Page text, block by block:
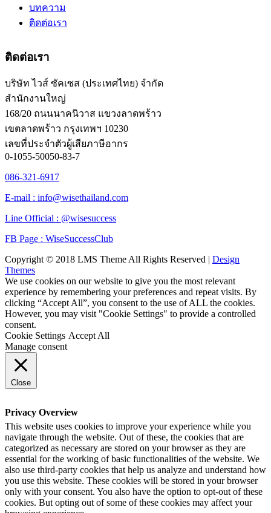
บทความ
ติดต่อเรา
ติดต่อเรา
บริษัท ไวส์ ซัคเซส (ประเทศไทย) จำกัด
สำนักงานใหญ่
168/20 ถนนนาคนิวาส แขวงลาดพร้าว
เขตลาดพร้าว กรุงเทพฯ 10230
เลขที่ประจำตัวผู้เสียภาษีอากร
0-1055-50050-83-7
086-321-6917
E-mail : info@wisethailand.com
Line Official : @wisesuccess
FB Page : WiseSuccessClub
Copyright © 2018 LMS Theme All Rights Reserved | Design
Themes
We use cookies on our website to give you the most relevant
experience by remembering your preferences and repeat visits. By
clicking “Accept All”, you consent to the use of ALL the cookies.
However, you may visit "Cookie Settings" to provide a controlled
consent.
Cookie Settings Accept All
Manage consent
Close
Privacy Overview
This website uses cookies to improve your experience while you
navigate through the website. Out of these, the cookies that are
categorized as necessary are stored on your browser as they are
essential for the working of basic functionalities of the website. We
also use third-party cookies that help us analyze and understand how
you use this website. These cookies will be stored in your browser
only with your consent. You also have the option to opt-out of these
cookies. But opting out of some of these cookies may affect your